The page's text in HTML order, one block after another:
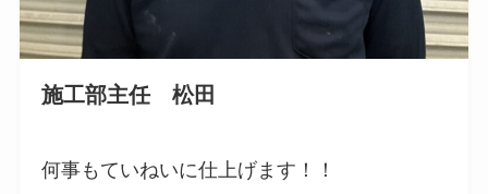
施工部主任 松田
何事もていねいに仕上げます！！